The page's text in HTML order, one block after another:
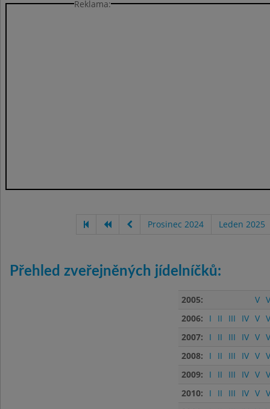
Reklama:
Prosinec 2024 Leden 2025
Přehled zveřejněných jídelníčků:
2005: V
2006:
I II III IV V
2007:
I II III IV V
2008:
I II III IV V
2009:
I II III IV V
2010:
I II III IV V